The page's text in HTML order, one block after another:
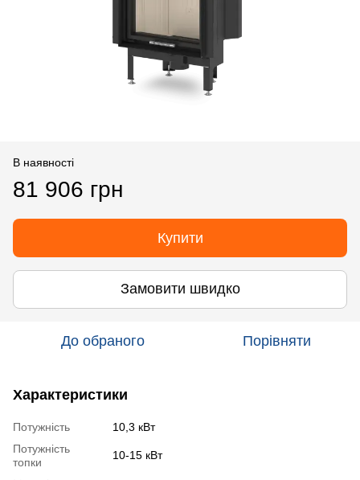
В наявності
81 906 грн
Купити
Замовити швидко
До обраного Порівняти
Характеристики
Потужність
10,3 кВт
Потужність
топки
10-15 кВт